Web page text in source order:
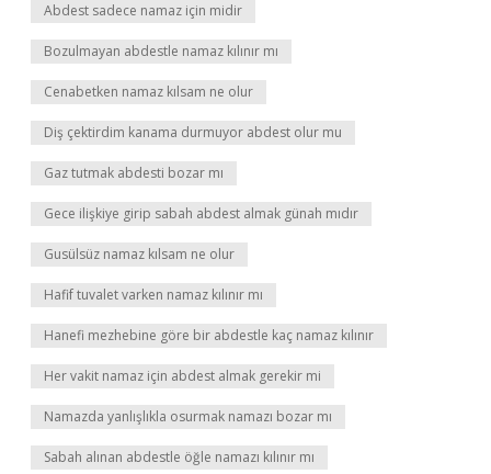
Abdest sadece namaz için midir
Bozulmayan abdestle namaz kılınır mı
Cenabetken namaz kılsam ne olur
Diş çektirdim kanama durmuyor abdest olur mu
Gaz tutmak abdesti bozar mı
Gece ilişkiye girip sabah abdest almak günah mıdır
Gusülsüz namaz kılsam ne olur
Hafif tuvalet varken namaz kılınır mı
Hanefi mezhebine göre bir abdestle kaç namaz kılınır
Her vakit namaz için abdest almak gerekir mi
Namazda yanlışlıkla osurmak namazı bozar mı
Sabah alınan abdestle öğle namazı kılınır mı